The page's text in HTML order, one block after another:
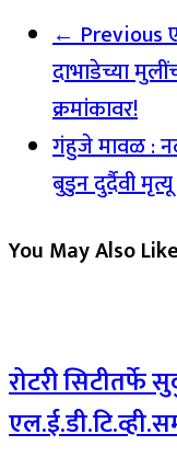
← Previous
दाभाडेच्या
क्रमांकावर!
गंहुजे मावळ :
बुडुन दुर्दैवी मृत्यू
You May Also Like
रोटरी सिटीतर्फे